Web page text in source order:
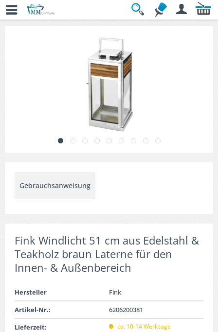
Übersicht » Teelichthalter & Windlichter
Gebrauchsanweisung
Fink Windlicht 51 cm aus Edelstahl &
Teakholz braun Laterne für den
Innen- & Außenbereich
Hersteller
Fink
Artikel-Nr.:
6206200381
Lieferzeit:
ca. 10-14 Werktage